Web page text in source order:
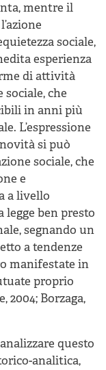
mentre il
sociale,
esperienza
di attività
che
in anni più
L’espressione
si può
sociale, che
e
a livello
legge ben presto
segnando un
a tendenze
manifestate in
proprio
2004; Borzaga,
questo
analitica,